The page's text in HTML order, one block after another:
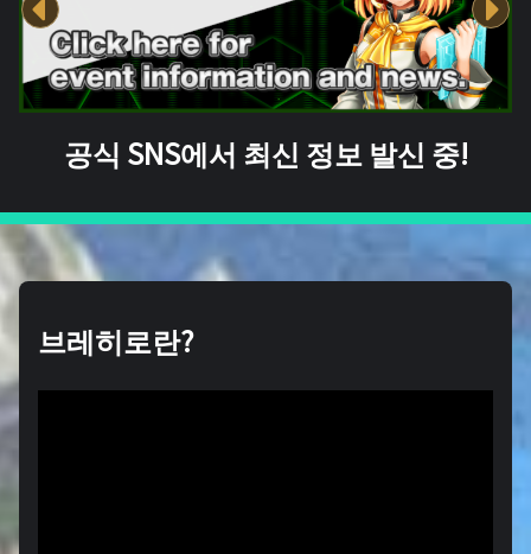
공식 SNS에서 최신 정보 발신 중!
브레히로란?